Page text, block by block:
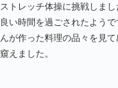
トレッチ体操に挑戦しま
い時間を過ごされたようで
が作った料理の品々を見
えました。